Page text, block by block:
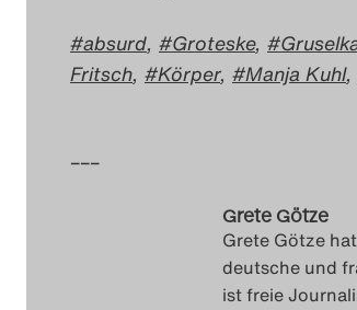
absurd, Groteske,
Fritsch, Körper, Manja Kuhl,
–––
Grete Götze
Grete Götze
deutsche und
ist freie